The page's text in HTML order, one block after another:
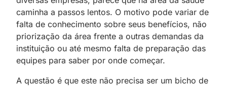
caminha a passos lentos. O motivo pode variar de
falta de conhecimento sobre seus benefícios, não
priorização da área frente a outras demandas da
instituição ou até mesmo falta de preparação das
equipes para saber por onde começar.
A questão é que este não precisa ser um bicho de